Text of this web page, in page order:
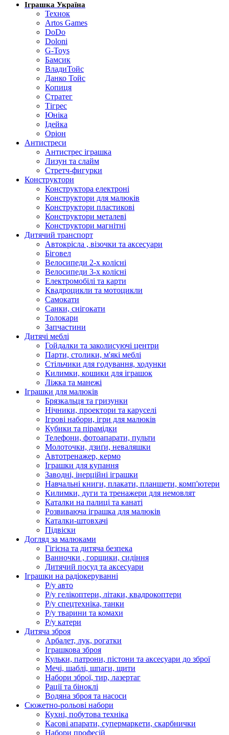
Іграшка Україна
Технок
Artos Games
DoDo
Doloni
G-Toys
Бамсик
ВладиТойс
Данко Тойс
Копиця
Стратег
Тігрес
Юніка
Ідейка
Оріон
Антистреси
Антистрес іграшка
Лизун та слайм
Стретч-фигурки
Конструктори
Конструктора електроні
Конструктори для малюків
Конструктори пластикові
Конструктори металеві
Конструктори магнітні
Дитячий транспорт
Автокрісла , візочки та аксесуари
Біговел
Велосипеди 2-х колісні
Велосипеди 3-х колісні
Електромобілі та карти
Квадроцикли та мотоцикли
Самокати
Санки, снігокати
Толокари
Запчастини
Дитячі меблі
Гойдалки та заколисуючі центри
Парти, столики, м'які меблі
Стільчики для годування, ходунки
Килимки, кошики для іграшок
Ліжка та манежі
Іграшки для малюків
Брязкальця та гризунки
Нічники, проектори та каруселі
Ігрові набори, ігри для малюків
Кубики та пірамідки
Телефони, фотоапарати, пульти
Молоточки, дзиґи, неваляшки
Автотренажер, кермо
Іграшки для купання
Заводні, інерційні іграшки
Навчальні книги, плакати, планшети, комп'ютери
Килимки, дуги та тренажери для немовлят
Каталки на палиці та канаті
Розвиваюча іграшка для малюків
Каталки-штовхачі
Підвіски
Догляд за малюками
Гігієна та дитяча безпека
Ванночки , горщики, сидіння
Дитячий посуд та аксесуари
Іграшки на радіокеруванні
Р/у авто
Р/у гелікоптери, літаки, квадрокоптери
Р/у спецтехніка, танки
Р/у тварини та комахи
Р/у катери
Дитяча зброя
Арбалет, лук, рогатки
Іграшкова зброя
Кульки, патрони, пістони та аксесуари до зброї
Мечі, шаблі, шпаги, щити
Набори зброї, тир, лазертаг
Рації та біноклі
Водяна зброя та насоси
Сюжетно-рольові набори
Кухні, побутова техніка
Касові апарати, супермаркети, скарбнички
Набори професій